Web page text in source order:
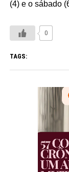
(4) e o sábado
0
TAGS: